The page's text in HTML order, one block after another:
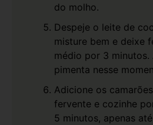
do molho.
Despeje o leite de
misture bem e deixe
médio por 3 minutos.
pimenta nesse
Adicione os
fervente e cozinhe
5 minutos, apenas